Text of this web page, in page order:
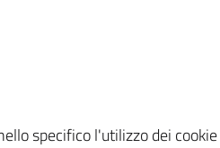
specifico l'utilizzo dei